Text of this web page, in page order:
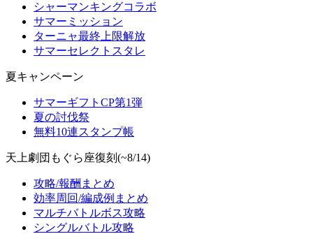
シャーマンキングコラボ
サマーミッション
ターニャ最終上限解放
サマーセレクトスタレ
夏キャンペーン
サマーギフトCP第1弾
夏の討伐祭
無料10連スタンプ帳
天上劇団もぐら座復刻(~8/14)
攻略/報酬まとめ
効率周回/編成例まとめ
マルチバトルボス攻略
シングルバトル攻略